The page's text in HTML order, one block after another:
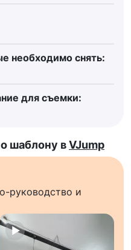
необходимо снять:
для съемки:
шаблону вVJump
руководство и